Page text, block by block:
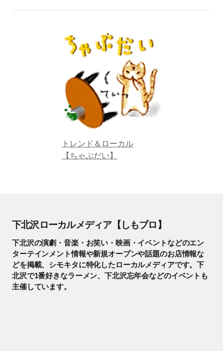
トレンド＆ローカル
【ちゃぶだい】
下北沢ローカルメディア【しもブロ】
下北沢の演劇・音楽・お笑い・映画・イベントなどのエン
ターテインメント情報や新規オープンや話題のお店情報な
どを掲載、シモキタに特化したローカルメディアです。下
北沢で1番好きなラーメン、下北沢忘年会などのイベントも
主催しています。